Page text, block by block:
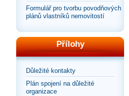
Formulář pro tvorbu povodňových
plánů vlastníků nemovitostí
Přílohy
Důležité kontakty
Plán spojení na důležité
organizace